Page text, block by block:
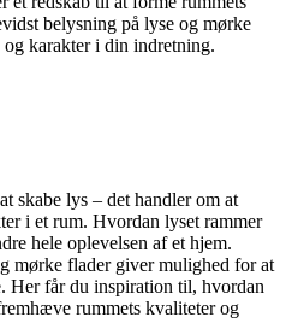
belysning på lyse og mørke
karakter i din indretning.
skabe lys – det handler om at
i et rum. Hvordan lyset rammer
hele oplevelsen af et hjem.
mørke flader giver mulighed for at
Her får du inspiration til, hvordan
rummets kvaliteter og